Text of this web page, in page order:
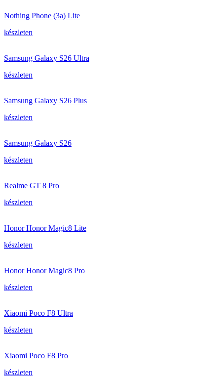
Nothing Phone (3a) Lite
készleten
Samsung Galaxy S26 Ultra
készleten
Samsung Galaxy S26 Plus
készleten
Samsung Galaxy S26
készleten
Realme GT 8 Pro
készleten
Honor Honor Magic8 Lite
készleten
Honor Honor Magic8 Pro
készleten
Xiaomi Poco F8 Ultra
készleten
Xiaomi Poco F8 Pro
készleten